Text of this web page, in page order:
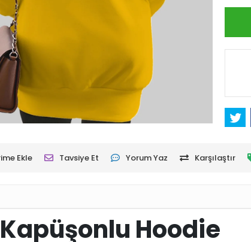
Ekle Tavsiye Et Yorum Yaz Karşılaştır
Hoodie